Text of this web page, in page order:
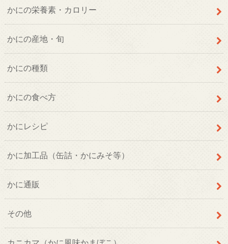
かにの栄養素・カロリー
かにの産地・旬
かにの種類
かにの食べ方
かにレシピ
かに加工品（缶詰・かにみそ等）
かに通販
その他
カニカマ（かに風味かまぼこ）